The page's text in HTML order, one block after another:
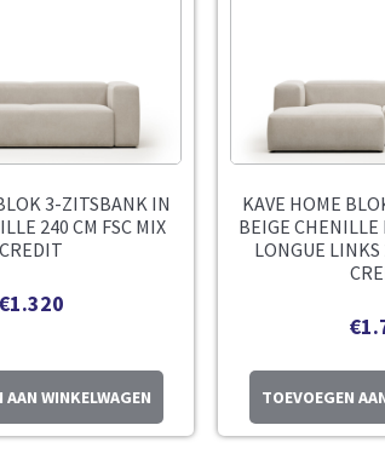
3-ZITSBANK IN
240 CM FSC MIX
CREDIT
€1.320
AAN WINKELWAGEN
KAVE HOME
BEIGE CHENILLE
LONGUE LINKS
€
TOEVOEGEN